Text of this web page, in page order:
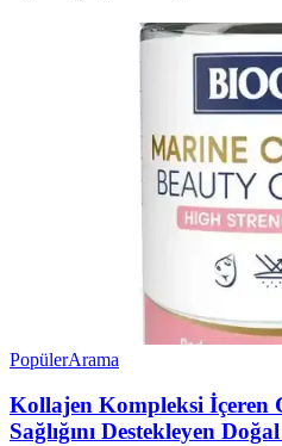
PopülerArama
Kollajen Kompleksi İçeren
Sağlığını Destekleyen